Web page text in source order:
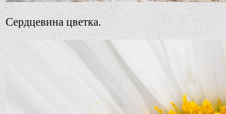
Сердцевина цветка.